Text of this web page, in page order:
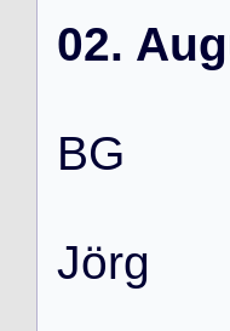
02.
BG
Jörg